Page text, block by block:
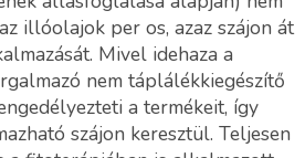
illóolajok per os, azaz szájon át
Mivel idehaza a
nem táplálékkiegészítő
a termékeit, így
szájon keresztül. Teljesen